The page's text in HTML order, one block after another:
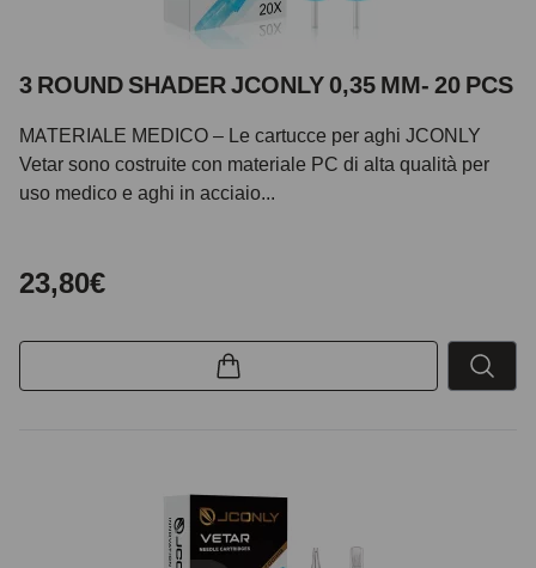
3 ROUND SHADER JCONLY 0,35 MM- 20 PCS
MATERIALE MEDICO – Le cartucce per aghi JCONLY
Vetar sono costruite con materiale PC di alta qualità per
uso medico e aghi in acciaio...
23,80€